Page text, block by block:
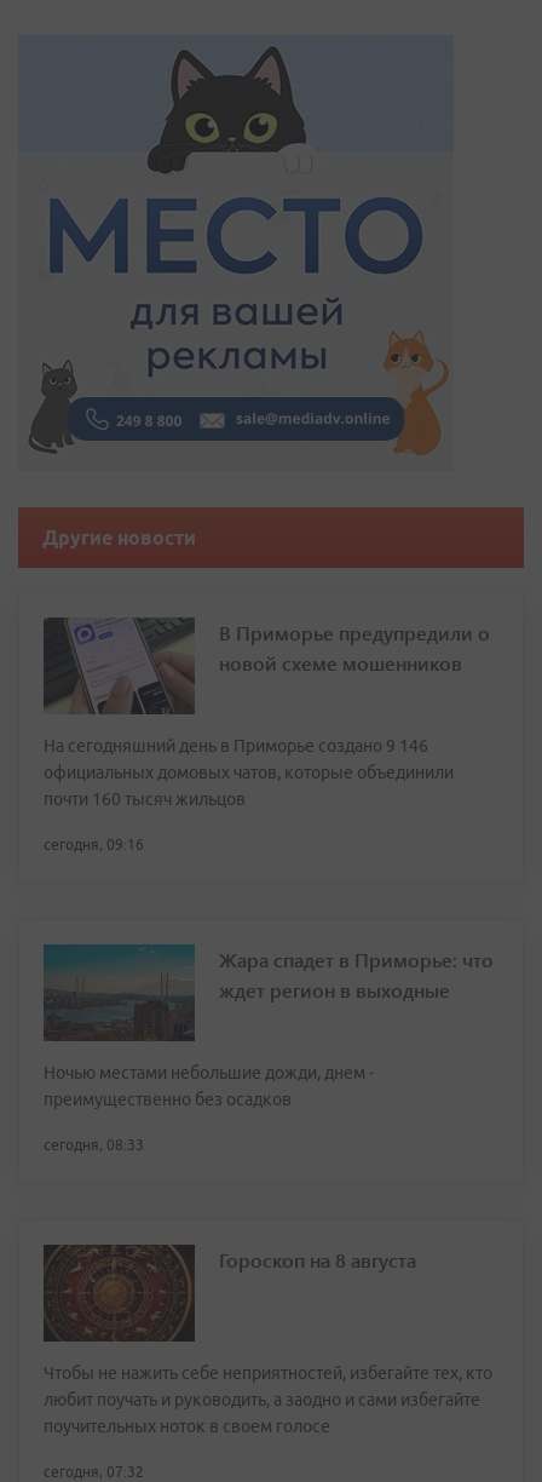
Другие новости
В Приморье предупредили о
новой схеме мошенников
На сегодняшний день в Приморье создано 9 146
официальных домовых чатов, которые объединили
почти 160 тысяч жильцов
сегодня, 09:16
Жара спадет в Приморье: что
ждет регион в выходные
Ночью местами небольшие дожди, днем -
преимущественно без осадков
сегодня, 08:33
Гороскоп на 8 августа
Чтобы не нажить себе неприятностей, избегайте тех, кто
любит поучать и руководить, а заодно и сами избегайте
поучительных ноток в своем голосе
сегодня, 07:32